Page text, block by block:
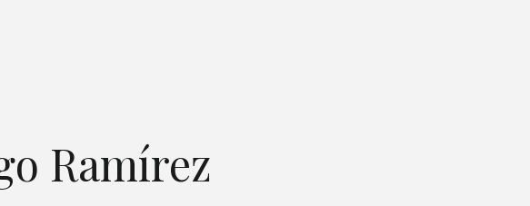
Ramírez